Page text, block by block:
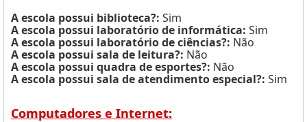
A escola possui biblioteca?: Sim
A escola possui laboratório de informática: Sim
A escola possui laboratório de ciências?: Não
A escola possui sala de leitura?: Não
A escola possui quadra de esportes?: Não
A escola possui sala de atendimento especial?: Sim
Computadores e Internet: